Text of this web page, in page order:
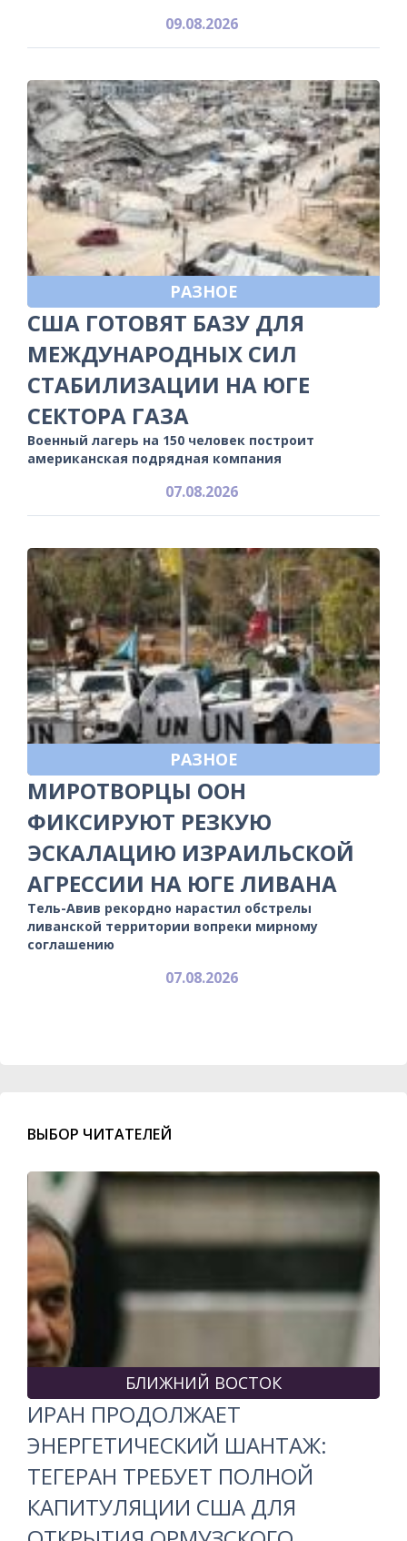
09.08.2026
РАЗНОЕ
США ГОТОВЯТ БАЗУ ДЛЯ
МЕЖДУНАРОДНЫХ СИЛ
СТАБИЛИЗАЦИИ НА ЮГЕ
СЕКТОРА ГАЗА
Военный лагерь на 150 человек построит
американская подрядная компания
07.08.2026
РАЗНОЕ
МИРОТВОРЦЫ ООН
ФИКСИРУЮТ РЕЗКУЮ
ЭСКАЛАЦИЮ ИЗРАИЛЬСКОЙ
АГРЕССИИ НА ЮГЕ ЛИВАНА
Тель-Авив рекордно нарастил обстрелы
ливанской территории вопреки мирному
соглашению
07.08.2026
ВЫБОР ЧИТАТЕЛЕЙ
БЛИЖНИЙ ВОСТОК
ИРАН ПРОДОЛЖАЕТ
ЭНЕРГЕТИЧЕСКИЙ ШАНТАЖ:
ТЕГЕРАН ТРЕБУЕТ ПОЛНОЙ
КАПИТУЛЯЦИИ США ДЛЯ